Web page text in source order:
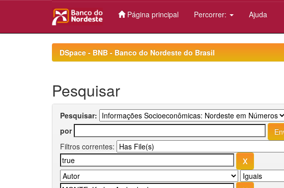
Página principal Percorrer: Ajuda
DSpace - BNB - Banco do Nordeste do Brasil
Pesquisar
Pesquisar:
por
Filtros correntes: